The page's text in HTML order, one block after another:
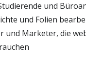
und
und Folien
und Marketer, die